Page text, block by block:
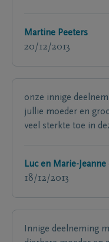
Martine Peeters
20/12/2013
onze innige
jullie moeder en
veel sterkte toe in
Luc en Marie-
18/12/2013
Innige deelneming